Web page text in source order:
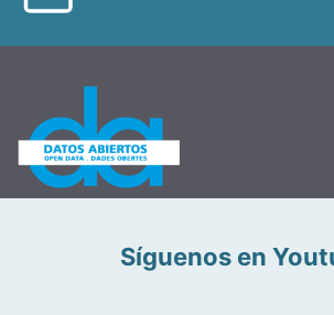
Síguenos en